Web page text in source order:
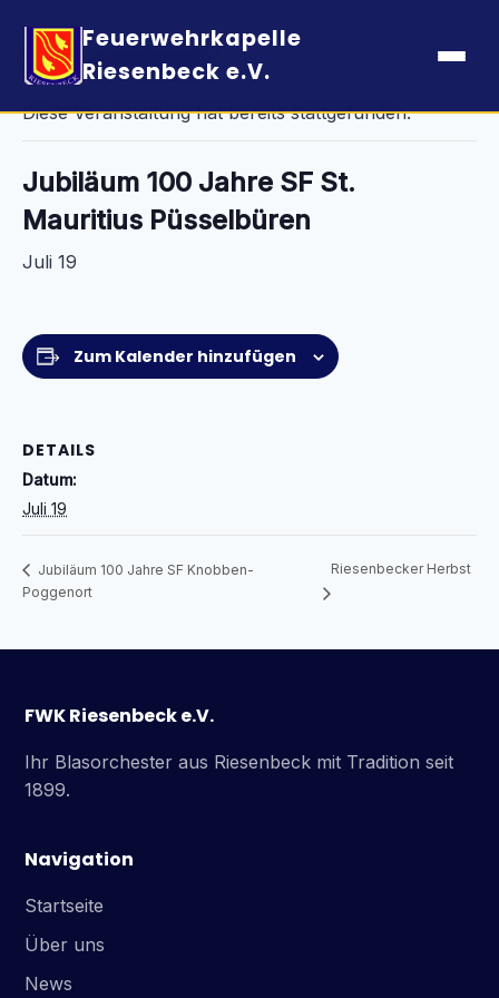
Feuerwehrkapelle
Riesenbeck e.V.
« Alle Veranstaltungen
Diese Veranstaltung hat bereits stattgefunden.
Jubiläum 100 Jahre SF St.
Mauritius Püsselbüren
Juli 19
Zum Kalender hinzufügen
DETAILS
Datum:
Juli 19
Jubiläum 100 Jahre SF Knobben-
Poggenort
Riesenbecker Herbst
FWK Riesenbeck e.V.
Ihr Blasorchester aus Riesenbeck mit Tradition seit
1899.
Navigation
Startseite
Über uns
News